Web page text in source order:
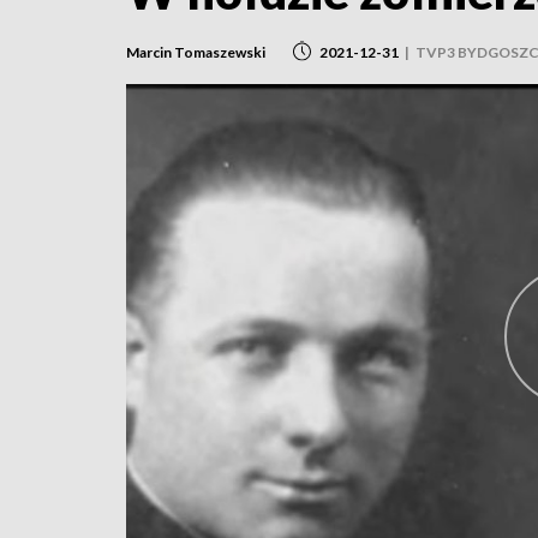
Marcin Tomaszewski 2021-12-31 | TVP3